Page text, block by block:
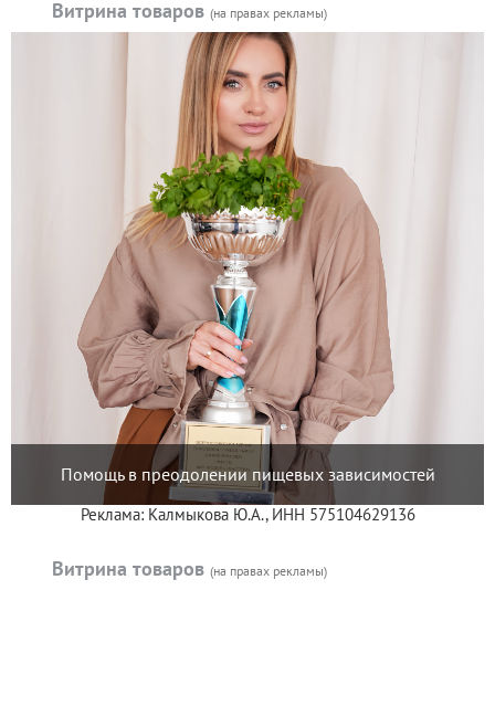
Витрина товаров (на правах рекламы)
Помощь в преодолении пищевых зависимостей
Реклама: Калмыкова Ю.А., ИНН 575104629136
Витрина товаров (на правах рекламы)